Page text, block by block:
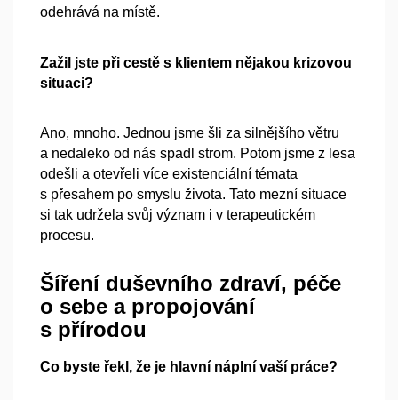
odehrává na místě.
Zažil jste při cestě s klientem nějakou krizovou
situaci?
Ano, mnoho. Jednou jsme šli za silnějšího větru
a nedaleko od nás spadl strom. Potom jsme z lesa
odešli a otevřeli více existenciální témata
s přesahem po smyslu života. Tato mezní situace
si tak udržela svůj význam i v terapeutickém
procesu.
Šíření duševního zdraví, péče
o sebe a propojování
s přírodou
Co byste řekl, že je hlavní náplní vaší práce?